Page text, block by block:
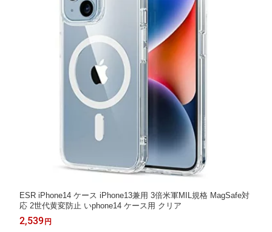
ESR iPhone14 ケース iPhone13兼用 3倍米軍MIL規格 MagSafe対
応 2世代黄変防止 いphone14 ケース用 クリア
2,539 円